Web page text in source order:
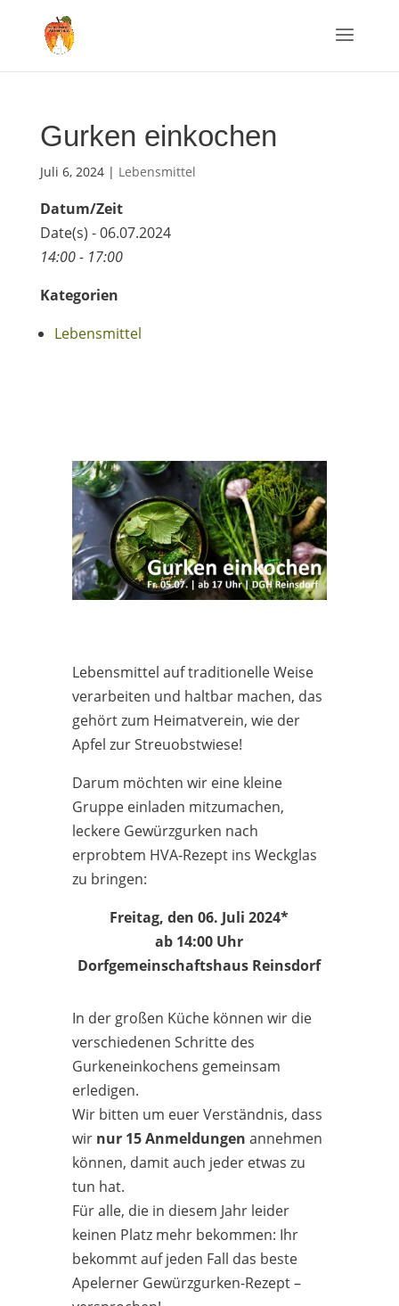
Gurken einkochen
Juli 6, 2024| Lebensmittel
Datum/Zeit
Date(s) - 06.07.2024
14:00 - 17:00
Kategorien
Lebensmittel
Lebensmittel auf traditionelle Weise
verarbeiten und haltbar machen, das
gehört zum Heimatverein, wie der
Apfel zur Streuobstwiese!
Darum möchten wir eine kleine
Gruppe einladen mitzumachen,
leckere Gewürzgurken nach
erprobtem HVA-Rezept ins Weckglas
zu bringen:
Freitag, den 06. Juli 2024*
ab 14:00 Uhr
Dorfgemeinschaftshaus Reinsdorf
In der großen Küche können wir die
verschiedenen Schritte des
Gurkeneinkochens gemeinsam
erledigen.
Wir bitten um euer Verständnis, dass
wir nur 15 Anmeldungen annehmen
können, damit auch jeder etwas zu
tun hat.
Für alle, die in diesem Jahr leider
keinen Platz mehr bekommen: Ihr
bekommt auf jeden Fall das beste
Apelerner Gewürzgurken-Rezept –